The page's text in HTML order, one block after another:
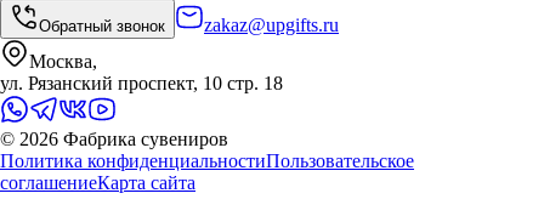
Обратный звонок
zakaz@upgifts.ru
Москва,
ул. Рязанский проспект, 10 стр. 18
© 2026 Фабрика сувениров
Политика конфиденциальностиПользовательское
соглашениеКарта сайта